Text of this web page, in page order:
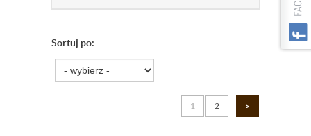
Sortuj po:
1 2 >